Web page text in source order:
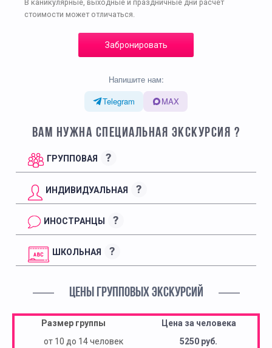
В каникулярные, выходные и праздничные дни расчет
стоимости может отличаться.
Забронировать
Напишите нам:
Telegram
MAX
ВАМ НУЖНА СПЕЦИАЛЬНАЯ ЭКСКУРСИЯ ?
ГРУППОВАЯ ?
ИНДИВИДУАЛЬНАЯ ?
ИНОСТРАНЦЫ ?
ШКОЛЬНАЯ ?
ЦЕНЫ ГРУППОВЫХ ЭКСКУРСИЙ
Размер группы
Цена за человека
от 10 до 14 человек
5250 руб.